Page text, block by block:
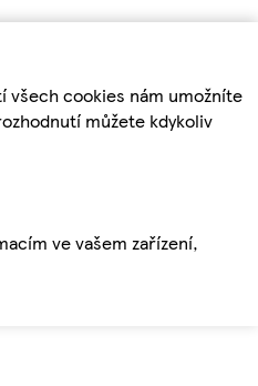
všech cookies nám umožníte
můžete kdykoliv
ve vašem zařízení,